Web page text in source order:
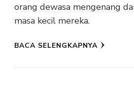
orang dewasa mengenang
masa kecil mereka.
BACA SELENGKAPNYA